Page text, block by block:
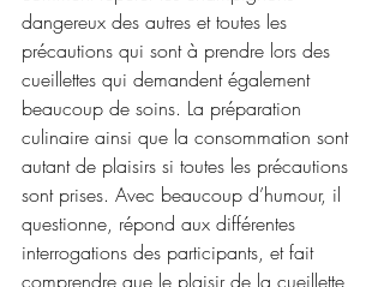
dangereux des autres et toutes les
précautions qui sont à prendre lors des
cueillettes qui demandent également
beaucoup de soins. La préparation
culinaire ainsi que la consommation sont
autant de plaisirs si toutes les précautions
sont prises. Avec beaucoup d’humour, il
questionne, répond aux différentes
interrogations des participants, et fait
comprendre que le plaisir de la cueillette